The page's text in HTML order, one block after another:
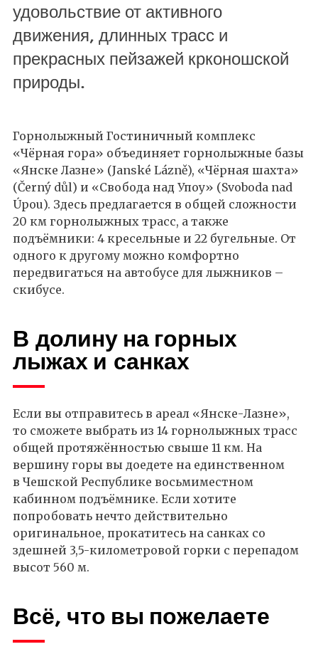
удовольствие от активного
движения, длинных трасс и
прекрасных пейзажей крконошской
природы.
Горнолыжный Гостиничный комплекс
«Чёрная гора» объединяет горнолыжные базы
«Янске Лазне» (Janské Lázně), «Чёрная шахта»
(Černý důl) и «Свобода над Упоу» (Svoboda nad
Úpou). Здесь предлагается в общей сложности
20 км горнолыжных трасс, а также
подъёмники: 4 кресельные и 22 бугельные. От
одного к другому можно комфортно
передвигаться на автобусе для лыжников –
скибусе.
В долину на горных
лыжах и санках
Если вы отправитесь в ареал «Янске-Лазне»,
то сможете выбрать из 14 горнолыжных трасс
общей протяжённостью свыше 11 км. На
вершину горы вы доедете на единственном
в Чешской Республике восьмиместном
кабинном подъёмнике. Если хотите
попробовать нечто действительно
оригинальное, прокатитесь на санках со
здешней 3,5-километровой горки с перепадом
высот 560 м.
Всё, что вы пожелаете